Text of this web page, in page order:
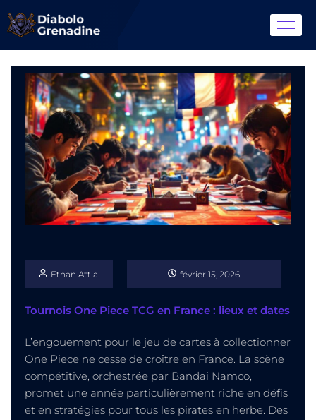
Ethan Attia février 15, 2026
Tournois One Piece TCG en France : lieux et dates
L’engouement pour le jeu de cartes à collectionner
One Piece ne cesse de croître en France. La scène
compétitive, orchestrée par Bandai Namco,
promet une année particulièrement riche en défis
et en stratégies pour tous les pirates en herbe. Des